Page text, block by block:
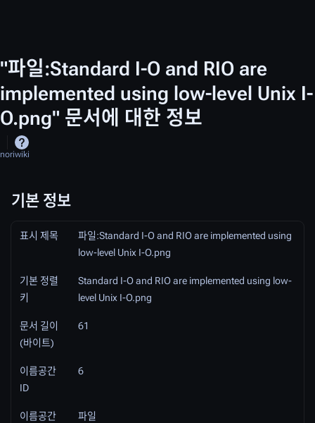
"파일:Standard I-O and RIO are
implemented using low-level Unix I-
O.png" 문서에 대한 정보
noriwiki
기본 정보
표시 제목
파일:Standard I-O and RIO are implemented using
low-level Unix I-O.png
기본 정렬
키
Standard I-O and RIO are implemented using low-
level Unix I-O.png
문서 길이
(바이트)
61
이름공간
ID
6
이름공간 파일